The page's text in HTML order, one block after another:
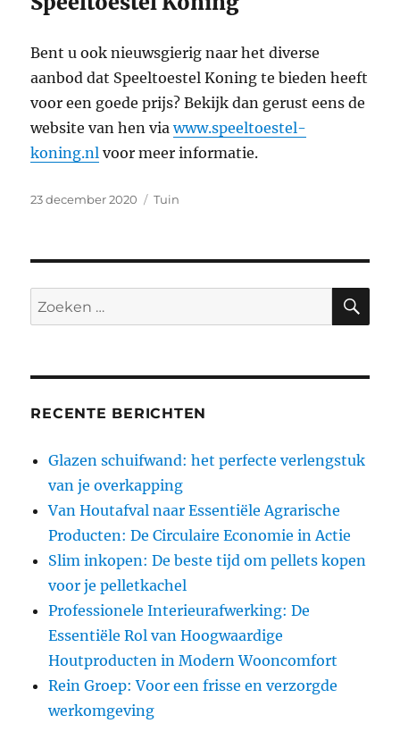
Bent u ook nieuwsgierig naar het diverse
aanbod dat Speeltoestel Koning te bieden heeft
voor een goede prijs? Bekijk dan gerust eens de
website van hen viawww.speeltoestel-
koning.nl voor meer informatie.
Geplaatst
23 december 2020 Categorieën
Tuin
Zoeken
naar:
RECENTE BERICHTEN
Glazen schuifwand: het perfecte verlengstuk
van je overkapping
Van Houtafval naar Essentiële Agrarische
Producten: De Circulaire Economie in Actie
Slim inkopen: De beste tijd om pellets kopen
voor je pelletkachel
Professionele Interieurafwerking: De
Essentiële Rol van Hoogwaardige
Houtproducten in Modern Wooncomfort
Rein Groep: Voor een frisse en verzorgde
werkomgeving